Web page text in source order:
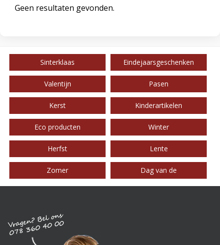
Geen resultaten gevonden.
Sinterklaas Eindejaarsgeschenken
Valentijn Pasen
Kerst Kinderartikelen
Eco producten Winter
Herfst Lente
Zomer Dag van de